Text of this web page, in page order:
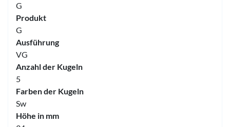
G
Produkt
G
Ausführung
VG
Anzahl der Kugeln
5
Farben der Kugeln
Sw
Höhe in mm